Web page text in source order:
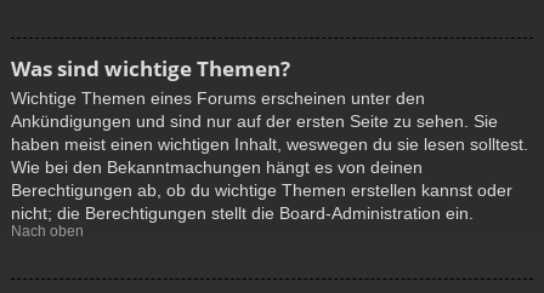
Was sind wichtige Themen?
Wichtige Themen eines Forums erscheinen unter den
Ankündigungen und sind nur auf der ersten Seite zu sehen. Sie
haben meist einen wichtigen Inhalt, weswegen du sie lesen solltest.
Wie bei den Bekanntmachungen hängt es von deinen
Berechtigungen ab, ob du wichtige Themen erstellen kannst oder
nicht; die Berechtigungen stellt die Board-Administration ein.
Nach oben